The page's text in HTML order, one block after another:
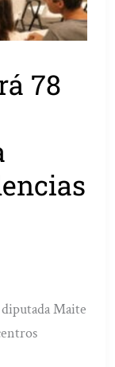
78
Maite